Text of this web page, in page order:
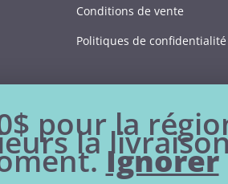
Conditions de vente
Politiques de confidentialité
pour la
laIgnorer